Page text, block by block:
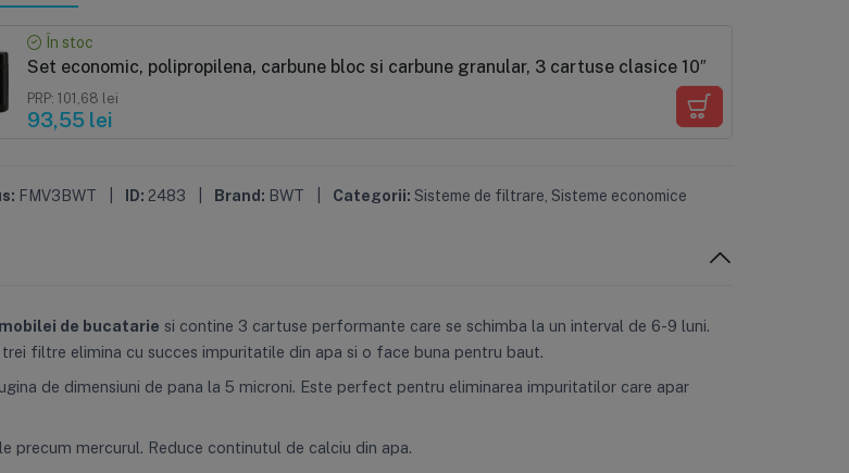
În stoc
Set economic, polipropilena, carbune bloc si carbune granular, 3 cartuse clasice 10″
PRP: 101,68 lei
93,55 lei
FMV3BWT ID: 2483 Brand: BWT Categorii: Sisteme de filtrare Sisteme economice
de bucatarie si contine 3 cartuse performante care se schimba la un interval de 6-9 luni.
filtre elimina cu succes impuritatile din apa si o face buna pentru baut.
de dimensiuni de pana la 5 microni. Este perfect pentru eliminarea impuritatilor care apar
precum mercurul. Reduce continutul de calciu din apa.